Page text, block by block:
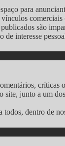
para
comerciais
são
de interesse
críticas
site, junto a um
todos, dentro de